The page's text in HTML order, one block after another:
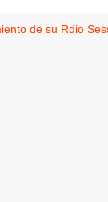
de su Rdio